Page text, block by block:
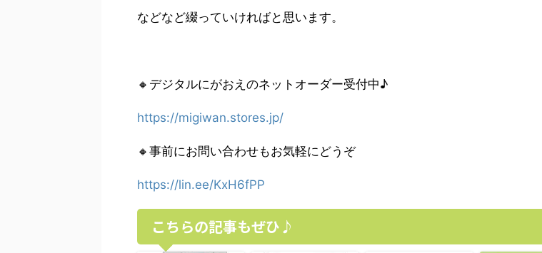
などなど綴っていければと思います。
🔸デジタルにがおえのネットオーダー受付中♪
https://migiwan.stores.jp/
🔸事前にお問い合わせもお気軽にどうぞ
https://lin.ee/KxH6fPP
こちらの記事もぜひ♪